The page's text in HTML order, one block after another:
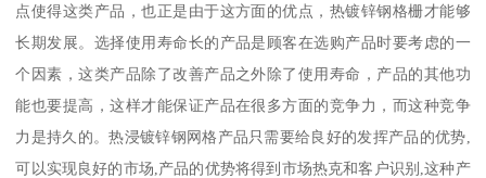
点使得这类产品，也正是由于这方面的优点，热镀锌钢格栅才能够
长期发展。选择使用寿命长的产品是顾客在选购产品时要考虑的一
个因素，这类产品除了改善产品之外除了使用寿命，产品的其他功
能也要提高，这样才能保证产品在很多方面的竞争力，而这种竞争
力是持久的。热浸镀锌钢网格产品只需要给良好的发挥产品的优势,
可以实现良好的市场,产品的优势将得到市场热克和客户识别,这种产